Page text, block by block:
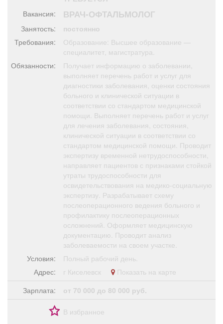
Я - пенсионер
Вакансия: ВРАЧ-ОФТАЛЬМОЛОГ
Занятость:
постоянно
Требования:
Образование: Высшее образование —
специалитет, магистратура.
Обязанности:
Получает информацию о заболевании,
выполняет перечень работ и услуг для
диагностики заболевания, оценки состояния
больного и клинической ситуации в
соответствии со стандартом медицинской
помощи. Выполняет перечень работ и услуг
для лечения заболевания, состояния,
клинической ситуации в соответствии со
стандартом медицинской помощи. Проводит
экспертизу временной нетрудоспособности,
направляет пациентов с признаками стойкой
утраты трудоспособности для
освидетельствования на медико-социальную
экспертизу. Разрабатывает схему
послеоперационного ведения больного и
профилактику послеоперационных
осложнений. Оформляет медицинскую
документацию. Проводит анализ
заболеваемости на своем участке.
Условия:
Полный рабочий день.
Адрес:
г Киселевск
Показать на карте
Зарплата:
от 70 000 до 80 000 руб.
В избранное